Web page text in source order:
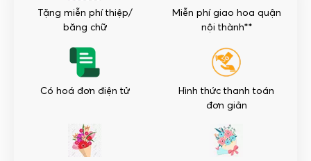
bước
Tặng miễn phí thiệp/
băng chữ
Miễn phí giao hoa quận
nội thành**
Có hoá đơn điện tử
Hình thức thanh toán
đơn giản